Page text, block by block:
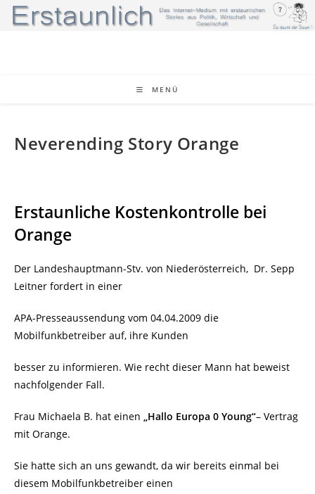
Zum
Inhalt
MENÜ
Neverending Story Orange
Erstaunliche Kostenkontrolle bei
Orange
Der Landeshauptmann-Stv. von Niederösterreich, Dr. Sepp
Leitner fordert in einer
APA-Presseaussendung vom 04.04.2009 die
Mobilfunkbetreiber auf, ihre Kunden
besser zu informieren. Wie recht dieser Mann hat beweist
nachfolgender Fall.
Frau Michaela B. hat einen „Hallo Europa 0 Young“– Vertrag
mit Orange.
Sie hatte sich an uns gewandt, da wir bereits einmal bei
diesem Mobilfunkbetreiber einen